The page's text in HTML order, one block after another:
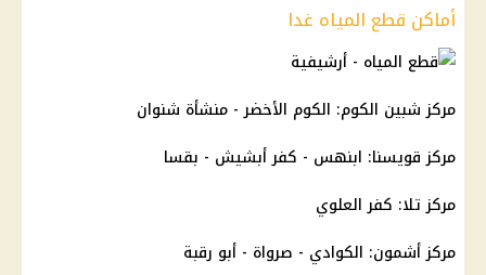
أماكن قطع المياه غدا
مركز شبين الكوم: الكوم الأخضر - منشأة شنوان
مركز قويسنا: ابنهس - كفر أبشيش - بقسا
مركز تلا: كفر العلوي
مركز أشمون: الكوادي - صرواة - أبو رقبة